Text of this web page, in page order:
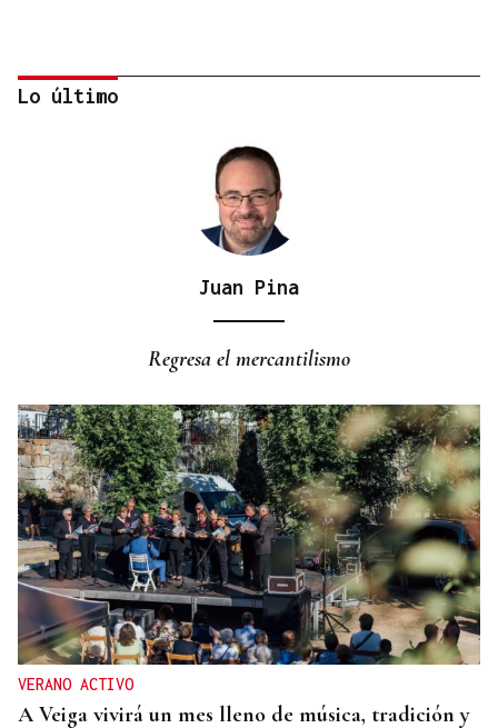
destinos costeros del lujo inmobiliario
Lo último
Juan Pina
Regresa el mercantilismo
VERANO ACTIVO
A Veiga vivirá un mes lleno de música, tradición y